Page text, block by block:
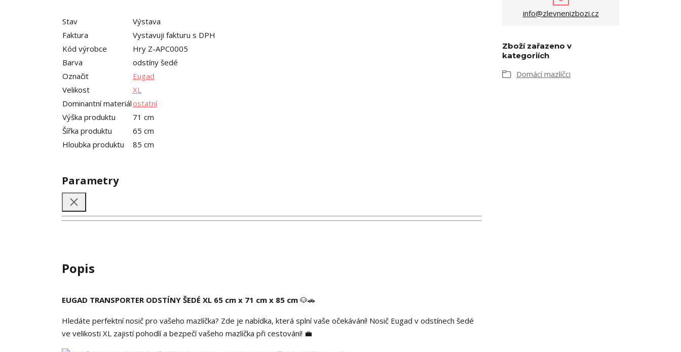
Stav
Výstava
Faktura
Vystavuji fakturu s DPH
Kód výrobce
Hry Z-APC0005
Barva
odstíny šedé
Označit
Eugad
Velikost
XL
Dominantní materiálostatní
Výška produktu
71 cm
Šířka produktu
65 cm
Hloubka produktu
85 cm
Parametry
Popis
EUGAD TRANSPORTER ODSTÍNY ŠEDÉ XL 65 cm x 71 cm x 85 cm 🐶🚗
Hledáte perfektní nosič pro vašeho mazlíčka? Zde je nabídka, která splní vaše očekávání! Nosič Eugad v odstínech šedé
ve velikosti XL zajistí pohodlí a bezpečí vašeho mazlíčka při cestování! 💼
info@zlevnenizbozi.cz
Zboží zařazeno v
kategoriích
Domácí mazlíčci